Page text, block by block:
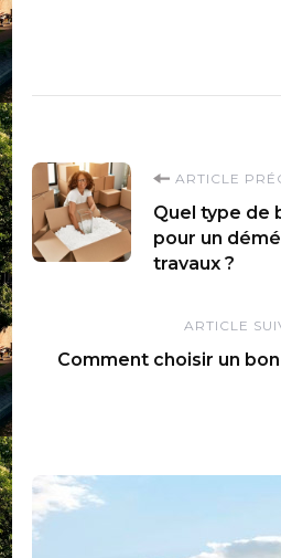
Navigation
d'article
ARTICLE
Quel type de
pour un
travaux ?
ARTICLE
Comment choisir un